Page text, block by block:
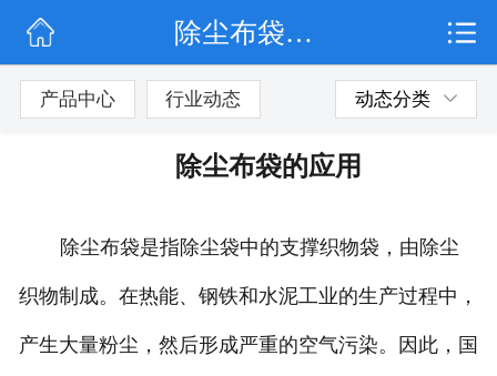
公司简介
联系我们
除尘布袋的应用
产品中心 行业动态 动态分类
除尘布袋的应用
除尘布袋是指除尘袋中的支撑织物袋，由除尘
织物制成。在热能、钢铁和水泥工业的生产过程中，
产生大量粉尘，然后形成严重的空气污染。因此，国